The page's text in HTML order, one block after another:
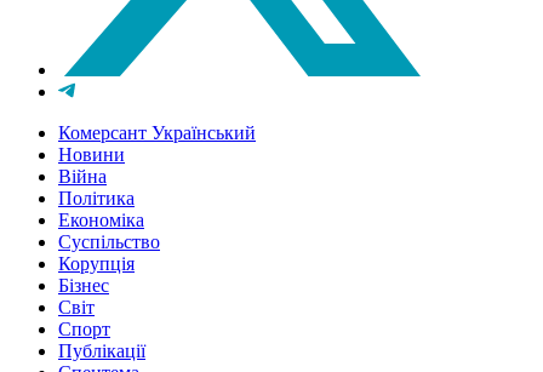
Комерсант Український
Новини
Війна
Політика
Економіка
Суспільство
Корупція
Бізнес
Світ
Спорт
Публікації